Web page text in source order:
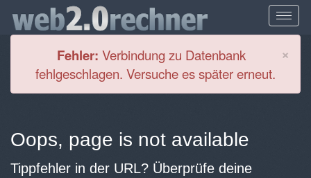
×
Fehler: Verbindung zu Datenbank
fehlgeschlagen. Versuche es später erneut.
Oops, page is not available
Tippfehler in der URL? Überprüfe deine